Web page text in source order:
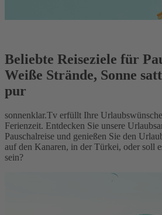
Beliebte Reiseziele für
Weiße Strände, Sonne
pur
sonnenklar.Tv erfüllt Ihre
Ferienzeit. Entdecken Sie unsere
Pauschalreise und genießen Sie den
auf den Kanaren, in der Türkei, oder soll
sein?